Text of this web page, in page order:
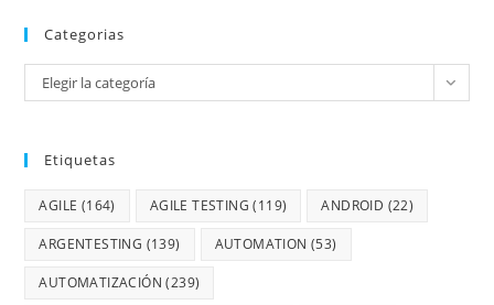
Categorias
Elegir la categoría
Etiquetas
AGILE (164) AGILE TESTING (119) ANDROID (22)
ARGENTESTING (139) AUTOMATION (53)
AUTOMATIZACIÓN (239)